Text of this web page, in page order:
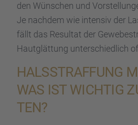
den Wünschen und
Je nachdem wie inten­siv der
fällt das Resul­tat der
Hautglät­tung unter­schied­lich
HALSSTRAF­FUNG
WAS IST WICHTIG
TEN?